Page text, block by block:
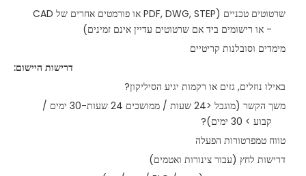
שרטוטים טכניים (PDF, DWG, STEP או פורמטים אחרים של CAD
- או רישומים ביד אם שרטוטים עדיין אינם זמינים)
מימדים וסובלנות קריטיים
דרישות היישום:
באילו נוזלים, גזים או רקמות יגיע הסיליקון?
משך הקשר (מוגבל <24 שעות / ממושכים 24 שעות-30 ימים /
קבוע > 30 ימים)?
טווח טמפרטורות הפעלה
דרישות לחץ (עבור צינורות ואטמים)